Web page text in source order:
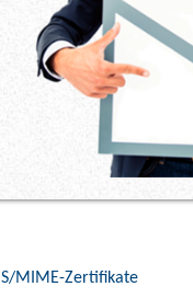
S/MIME-Zertifikate